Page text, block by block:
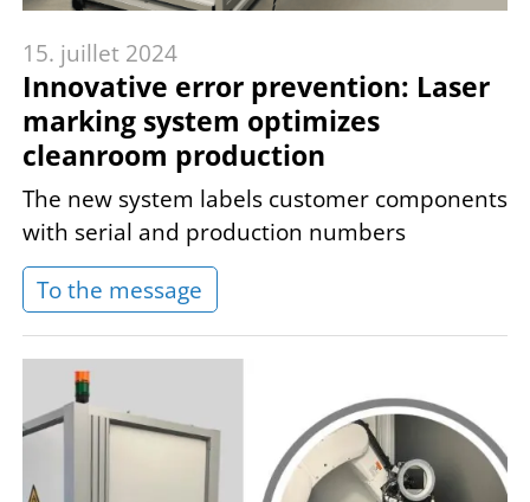
15. juillet 2024
Innovative error prevention: Laser
marking system optimizes
cleanroom production
The new system labels customer components
with serial and production numbers
To the message